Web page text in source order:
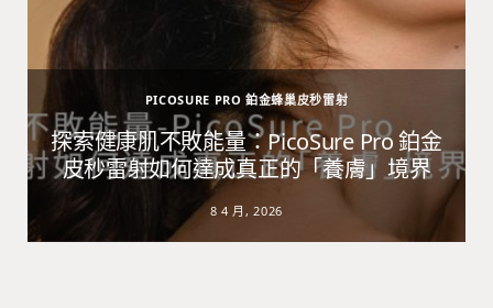
PICOSURE PRO 鉑金蜂巢皮秒雷射
探索健康肌不敗能量：PicoSure Pro 鉑金
皮秒雷射如何達成真正的「養膚」境界
8 4 月, 2026